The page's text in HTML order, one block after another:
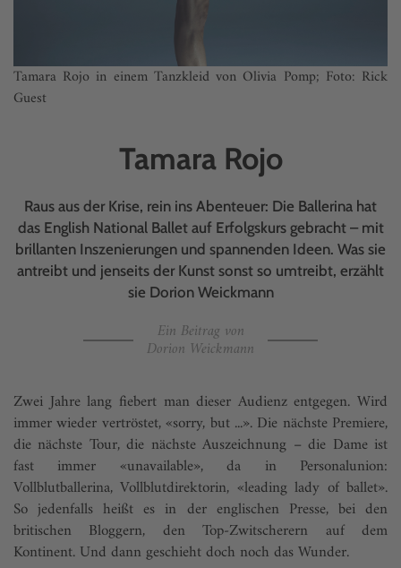
Tamara Rojo in einem Tanzkleid von Olivia Pomp; Foto: Rick
Guest
Tamara Rojo
Raus aus der Krise, rein ins Abenteuer: Die Ballerina hat
das English National Ballet auf Erfolgskurs gebracht – mit
brillanten Inszenierungen und spannenden Ideen. Was sie
antreibt und jenseits der Kunst sonst so umtreibt, erzählt
sie Dorion Weickmann
Ein Beitrag von
Dorion Weickmann
Zwei Jahre lang fiebert man dieser Audienz entgegen. Wird
immer wieder vertröstet, «sorry, but ...». Die nächste Premiere,
die nächste Tour, die nächste Auszeichnung – die Dame ist
fast immer «unavailable», da in Personalunion:
Vollblutballerina, Vollblutdirektorin, «leading lady of ballet».
So jedenfalls heißt es in der englischen Presse, bei den
britischen Bloggern, den Top-Zwitscherern auf dem
Kontinent. Und dann geschieht doch noch das Wunder.